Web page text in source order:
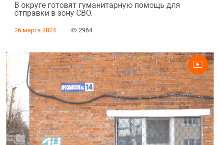
В округе готовят гуманитарную помощь для
отправки в зону СВО.
26 марта 2024 2964